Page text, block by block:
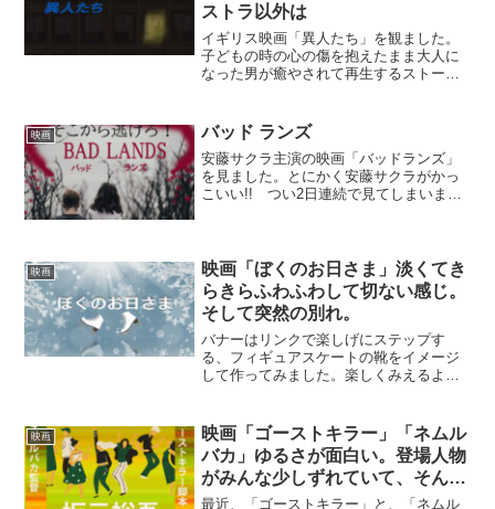
ストラ以外は
イギリス映画「異人たち」を観ました。
子どもの時の心の傷を抱えたまま大人に
なった男が癒やされて再生するストーリ
方か夕方か夜で昼間がありません。謎だ
らけなのです。高いビルデ...
映画 バッド ランズ
安藤サクラ主演の映画「バッドランズ」
を見ました。とにかく安藤サクラがかっ
こいい!! つい2日連続で見てしまいまし
たらやられる世界で生...
映画
映画「ぼくのお日さま」淡くてき
らきらふわふわして切ない感じ。
そして突然の別れ。
バナーはリンクで楽しげにステップす
る、フィギュアスケートの靴をイメージ
して作ってみました。楽しくみえるよう
業映画デビュー作になる奥山大史監督の
映画を観ました。全体を通して...
映画
映画「ゴーストキラー」「ネムル
バカ」ゆるさが面白い。登場人物
がみんな少しずれていて、そんな
人が私は好きです。
最近、「ゴーストキラー」と、「ネムル